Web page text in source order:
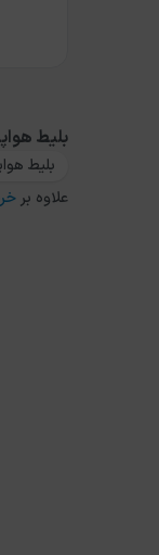
بلیط
بلیط
علاوه بر